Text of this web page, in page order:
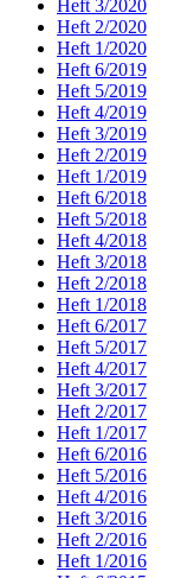
Heft 3/2020
Heft 2/2020
Heft 1/2020
Heft 6/2019
Heft 5/2019
Heft 4/2019
Heft 3/2019
Heft 2/2019
Heft 1/2019
Heft 6/2018
Heft 5/2018
Heft 4/2018
Heft 3/2018
Heft 2/2018
Heft 1/2018
Heft 6/2017
Heft 5/2017
Heft 4/2017
Heft 3/2017
Heft 2/2017
Heft 1/2017
Heft 6/2016
Heft 5/2016
Heft 4/2016
Heft 3/2016
Heft 2/2016
Heft 1/2016